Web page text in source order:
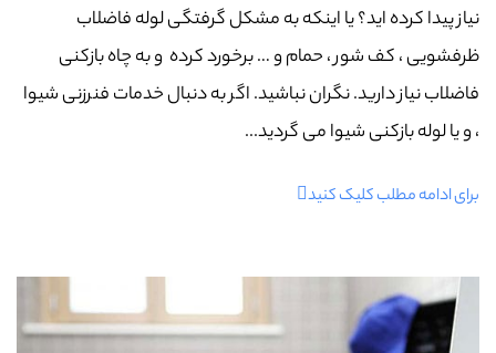
نیاز پیدا کرده اید؟ یا اینکه به مشکل گرفتگی لوله فاضلاب
ظرفشویی ، کف شور ، حمام و … برخورد کرده و به چاه بازکنی
فاضلاب نیاز دارید. نگران نباشید. اگر به دنبال خدمات فنرزنی شیوا
، و یا لوله بازکنی شیوا می گردید...
برای ادامه مطلب کلیک کنید